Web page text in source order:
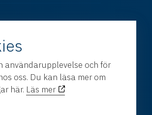
användarupplevelse och för
oss. Du kan läsa mer om
här. Läs mer